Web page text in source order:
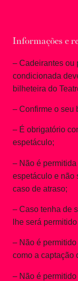
Informações e
– Cadeirantes ou
condicionada
bilheteira do
– Confirme o seu
– É obrigatório
espetáculo;
– Não é
espetáculo e não
caso de atraso;
– Caso tenha de
lhe será
– Não é
como a captação
– Não é